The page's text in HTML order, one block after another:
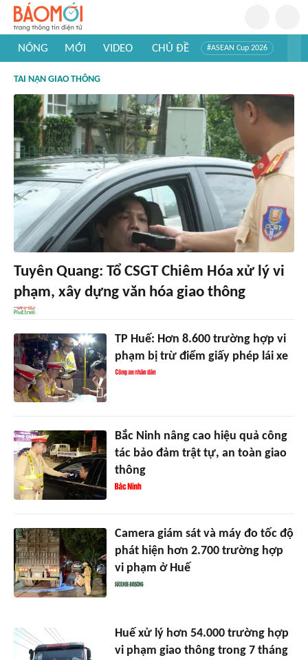
NÓNG MỚI VIDEO CHỦ ĐỀ #ASEAN Cup 2026
#Khám phá thế giới
TAI NẠN GIAO THÔNG
Tuyên Quang: Tổ CSGT Chiêm Hóa xử lý vi
phạm, xây dựng văn hóa giao thông
TP Huế: Hơn 8.600 trường hợp vi
phạm bị trừ điểm giấy phép lái xe
Bắc Ninh nâng cao hiệu quả công
tác bảo đảm trật tự, an toàn giao
thông
Camera giám sát và máy đo tốc độ
phát hiện hơn 2.700 trường hợp
vi phạm ở Huế
Huế xử lý hơn 54.000 trường hợp
vi phạm giao thông trong 7 tháng